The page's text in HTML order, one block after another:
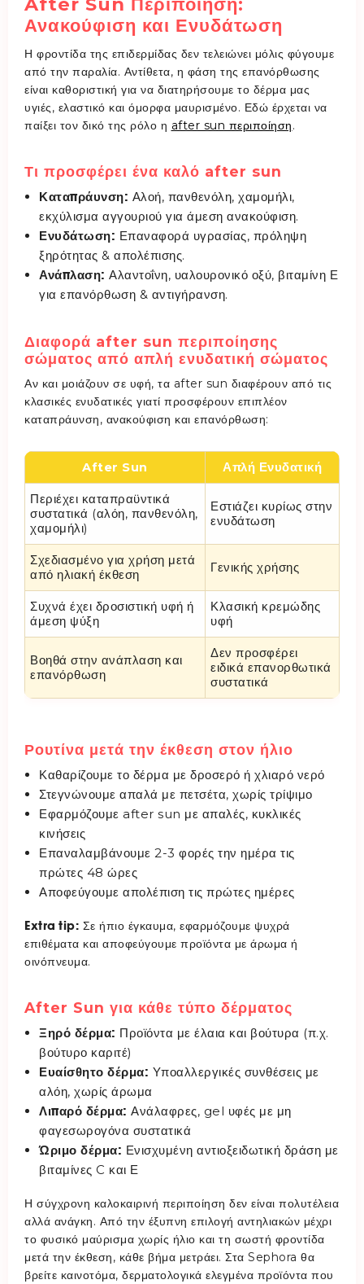
Ανακούφιση και Ενυδάτωση
Η φροντίδα της επιδερμίδας δεν τελειώνει μόλις φύγουμε
από την παραλία. Αντίθετα, η φάση της επανόρθωσης
είναι καθοριστική για να διατηρήσουμε το δέρμα μας
υγιές, ελαστικό και όμορφα μαυρισμένο. Εδώ έρχεται να
παίξει τον δικό της ρόλο η after sun περιποίηση.
Τι προσφέρει ένα καλό after sun
Καταπράυνση: Αλοή, πανθενόλη, χαμομήλι,
εκχύλισμα αγγουριού για άμεση ανακούφιση.
Ενυδάτωση: Επαναφορά υγρασίας, πρόληψη
ξηρότητας & απολέπισης.
Ανάπλαση: Αλαντοΐνη, υαλουρονικό οξύ, βιταμίνη Ε
για επανόρθωση & αντιγήρανση.
Διαφορά after sun περιποίησης
σώματος από απλή ενυδατική σώματος
Αν και μοιάζουν σε υφή, τα after sun διαφέρουν από τις
κλασικές ενυδατικές γιατί προσφέρουν επιπλέον
καταπράυνση, ανακούφιση και επανόρθωση:
After Sun Απλή Ενυδατική
Περιέχει καταπραϋντικά
συστατικά (αλόη, πανθενόλη,
χαμομήλι)
Εστιάζει κυρίως στην
ενυδάτωση
Σχεδιασμένο για χρήση μετά
από ηλιακή έκθεση
Γενικής χρήσης
Συχνά έχει δροσιστική υφή ή
άμεση ψύξη
Κλασική κρεμώδης
υφή
Βοηθά στην ανάπλαση και
επανόρθωση
Δεν προσφέρει
ειδικά επανορθωτικά
συστατικά
Ρουτίνα μετά την έκθεση στον ήλιο
Καθαρίζουμε το δέρμα με δροσερό ή χλιαρό νερό
Στεγνώνουμε απαλά με πετσέτα, χωρίς τρίψιμο
Εφαρμόζουμε after sun με απαλές, κυκλικές
κινήσεις
Επαναλαμβάνουμε 2-3 φορές την ημέρα τις
πρώτες 48 ώρες
Αποφεύγουμε απολέπιση τις πρώτες ημέρες
Extra tip: Σε ήπιο έγκαυμα, εφαρμόζουμε ψυχρά
επιθέματα και αποφεύγουμε προϊόντα με άρωμα ή
οινόπνευμα.
After Sun για κάθε τύπο δέρματος
Ξηρό δέρμα: Προϊόντα με έλαια και βούτυρα (π.χ.
βούτυρο καριτέ)
Ευαίσθητο δέρμα: Υποαλλεργικές συνθέσεις με
αλόη, χωρίς άρωμα
Λιπαρό δέρμα: Ανάλαφρες, gel υφές με μη
φαγεσωρογόνα συστατικά
Ώριμο δέρμα: Ενισχυμένη αντιοξειδωτική δράση με
βιταμίνες C και Ε
Η σύγχρονη καλοκαιρινή περιποίηση δεν είναι πολυτέλεια
αλλά ανάγκη. Από την έξυπνη επιλογή αντηλιακών μέχρι
το φυσικό μαύρισμα χωρίς ήλιο και τη σωστή φροντίδα
μετά την έκθεση, κάθε βήμα μετράει. Στα Sephora θα
βρείτε καινοτόμα, δερματολογικά ελεγμένα προϊόντα που